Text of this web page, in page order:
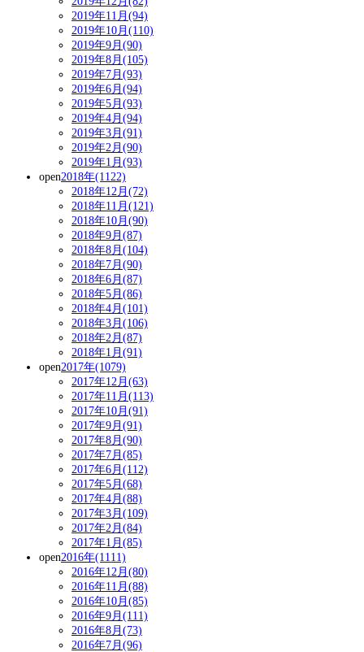
2019年11月(94)
2019年10月(110)
2019年9月(90)
2019年8月(105)
2019年7月(93)
2019年6月(94)
2019年5月(93)
2019年4月(94)
2019年3月(91)
2019年2月(90)
2019年1月(93)
open2018年(1122)
2018年12月(72)
2018年11月(121)
2018年10月(90)
2018年9月(87)
2018年8月(104)
2018年7月(90)
2018年6月(87)
2018年5月(86)
2018年4月(101)
2018年3月(106)
2018年2月(87)
2018年1月(91)
open2017年(1079)
2017年12月(63)
2017年11月(113)
2017年10月(91)
2017年9月(91)
2017年8月(90)
2017年7月(85)
2017年6月(112)
2017年5月(68)
2017年4月(88)
2017年3月(109)
2017年2月(84)
2017年1月(85)
open2016年(1111)
2016年12月(80)
2016年11月(88)
2016年10月(85)
2016年9月(111)
2016年8月(73)
2016年7月(96)